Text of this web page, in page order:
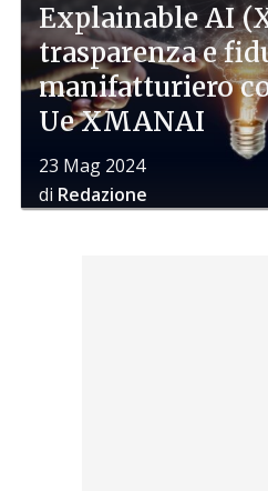
Explainable AI
trasparenza e
manifatturiero
Ue XMANAI
23 Mag 2024
di Redazione